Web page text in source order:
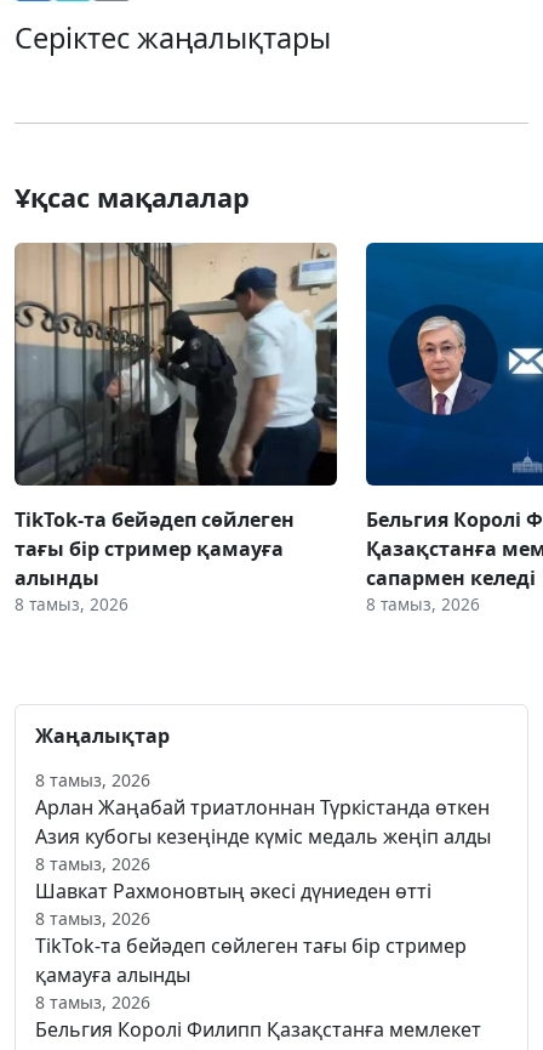
Серіктес жаңалықтары
Ұқсас мақалалар
TikTok-та бейәдеп сөйлеген
тағы бір стример қамауға
алынды
8 тамыз, 2026
Бельгия Королі
Қазақстанға
сапармен келеді
8 тамыз, 2026
Жаңалықтар
8 тамыз, 2026
Арлан Жаңабай триатлоннан Түркістанда өткен
Азия кубогы кезеңінде күміс медаль жеңіп алды
8 тамыз, 2026
Шавкат Рахмоновтың әкесі дүниеден өтті
8 тамыз, 2026
TikTok-та бейәдеп сөйлеген тағы бір стример
қамауға алынды
8 тамыз, 2026
Бельгия Королі Филипп Қазақстанға мемлекет